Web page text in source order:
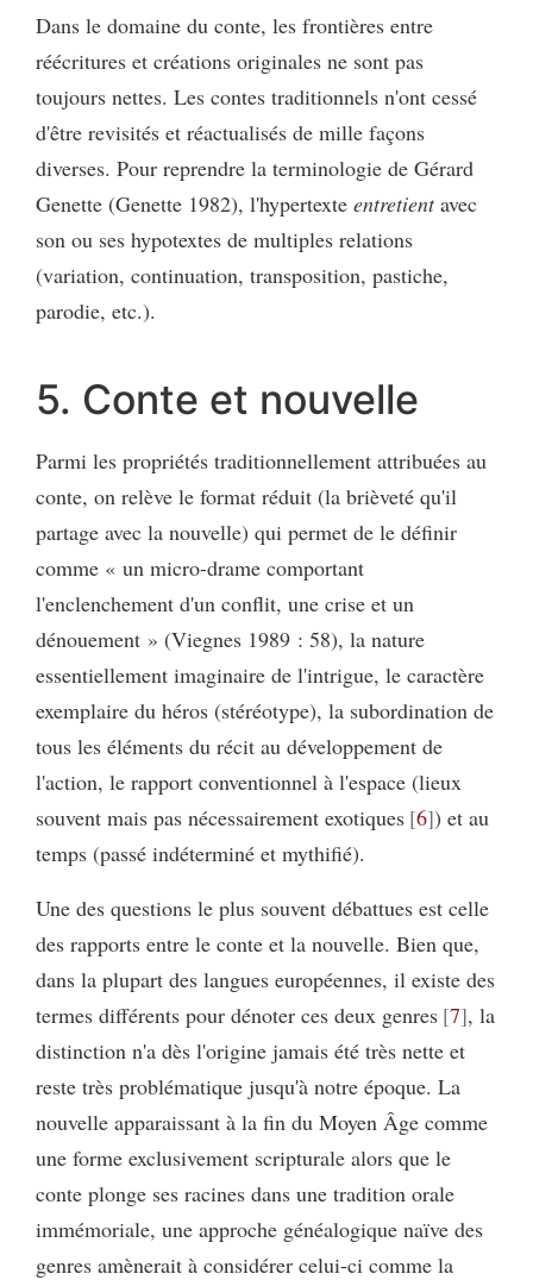
Dans le domaine du conte, les frontières entre
réécritures et créations originales ne sont pas
toujours nettes. Les contes traditionnels n'ont cessé
d'être revisités et réactualisés de mille façons
diverses. Pour reprendre la terminologie de Gérard
Genette (Genette 1982), l'hypertexte entretientavec
son ou ses hypotextes de multiples relations
(variation, continuation, transposition, pastiche,
parodie, etc.).
5. Conte et nouvelle
Parmi les propriétés traditionnellement attribuées au
conte, on relève le format réduit (la brièveté qu'il
partage avec la nouvelle) qui permet de le définir
comme « un micro-drame comportant
l'enclenchement d'un conflit, une crise et un
dénouement » (Viegnes 1989 : 58), la nature
essentiellement imaginaire de l'intrigue, le caractère
exemplaire du héros (stéréotype), la subordination de
tous les éléments du récit au développement de
l'action, le rapport conventionnel à l'espace (lieux
souvent mais pas nécessairement exotiques 6 ) et au
temps (passé indéterminé et mythifié).
Une des questions le plus souvent débattues est celle
des rapports entre le conte et la nouvelle. Bien que,
dans la plupart des langues européennes, il existe des
termes différents pour dénoter ces deux genres 7 , la
distinction n'a dès l'origine jamais été très nette et
reste très problématique jusqu'à notre époque. La
nouvelle apparaissant à la fin du Moyen Âge comme
une forme exclusivement scripturale alors que le
conte plonge ses racines dans une tradition orale
immémoriale, une approche généalogique naïve des
genres amènerait à considérer celui-ci comme la